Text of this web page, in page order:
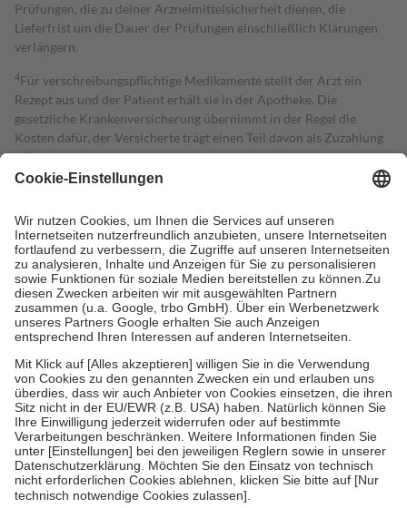
Prüfungen, die zu deiner Arzneimittelsicherheit dienen, die
Lieferfrist um die Dauer der Prüfungen einschließlich Klärungen
verlängern.
4Für verschreibungspflichtige Medikamente stellt der Arzt ein
Rezept aus und der Patient erhält sie in der Apotheke. Die
gesetzliche Krankenversicherung übernimmt in der Regel die
Kosten dafür, der Versicherte trägt einen Teil davon als Zuzahlung
mit.
Grundsätzlich leisten Mitglieder Zuzahlungen in Höhe von zehn
höchstens zehn Euro.
Es sind jedoch nie mehr als die tatsächlichen
Kosten der Leistung zu entrichten.
Diese Regeln gelten grundsätzlich auch für Online-Apotheken.
Bei Heilmitteln und häuslicher Krankenpflege beträgt die
Zuzahlung zehn Prozent der Kosten sowie zehn Euro je
Verordnung.
Um das Engagement der Versicherten für ihre eigene Gesundheit zu
stärken und die besondere Stellung der Familie zu unterstützen,
fallenkeine Zuzahlungenan bei:
• Kindern und Jugendlichen bis zum vollendeten 18. Lebensjahr
mit Ausnahme der Fahrkosten
• Untersuchungen zur Vorsorge und Früherkennung, die von der
GKV getragen werden
• empfohlenen Schutzimpfungen
• Harn- und Blutteststreifen